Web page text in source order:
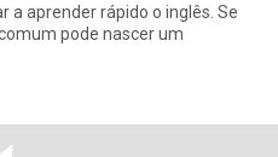
a aprender rápido o inglês. Se
pode nascer um